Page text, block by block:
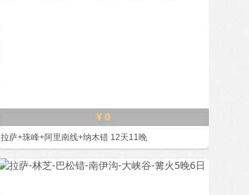
¥ 0
拉萨+珠峰+阿里南线+纳木错 12天11晚